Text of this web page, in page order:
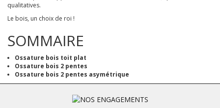
qualitatives.
Le bois, un choix de roi !
SOMMAIRE
Ossature bois toit plat
Ossature bois 2 pentes
Ossature bois 2 pentes asymétrique